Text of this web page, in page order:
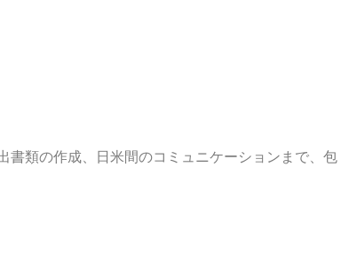
書類の作成、日米間のコミュニケーションまで、包